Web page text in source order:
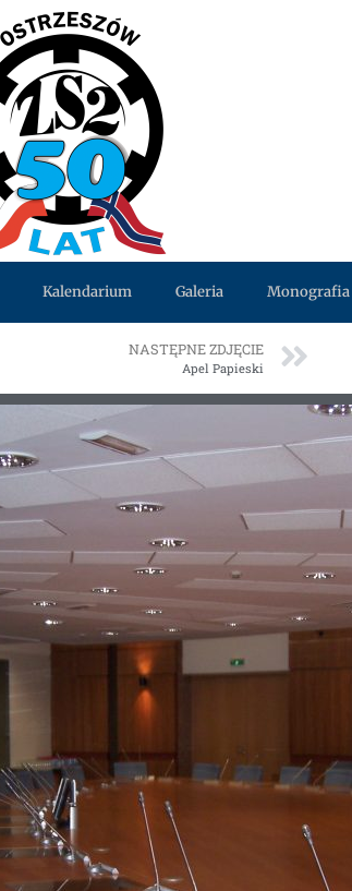
Kalendarium Galeria Monografia
NASTĘPNE ZDJĘCIE
Apel Papieski